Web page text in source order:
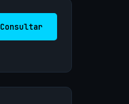
Consultar